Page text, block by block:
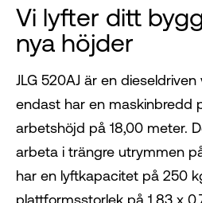
Vi lyfter ditt
nya höjder
JLG 520AJ är en
endast har en maskinbredd
arbetshöjd på 18,00 meter.
arbeta i trängre utrymmen
har en lyftkapacitet på 250